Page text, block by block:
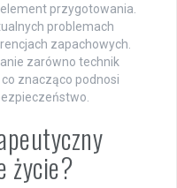
przygotowania.
problemach
zapachowych.
zarówno technik
znacząco podnosi
życie?